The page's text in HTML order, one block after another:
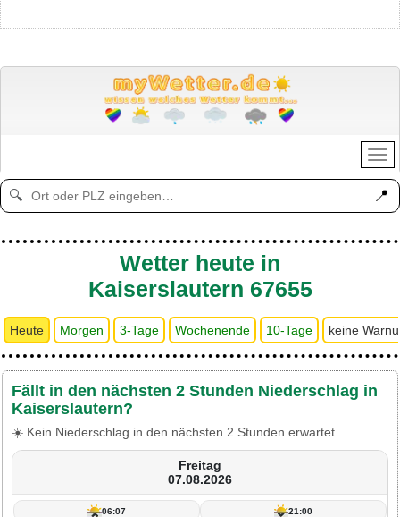
🔍 📍
Wetter heute in
Kaiserslautern 67655
Heute Morgen 3-Tage Wochenende 10-Tage keine
Fällt in den nächsten 2 Stunden Niederschlag in
Kaiserslautern?
☀️ Kein Niederschlag in den nächsten 2 Stunden erwartet.
Freitag
07.08.2026
06:07 21:00